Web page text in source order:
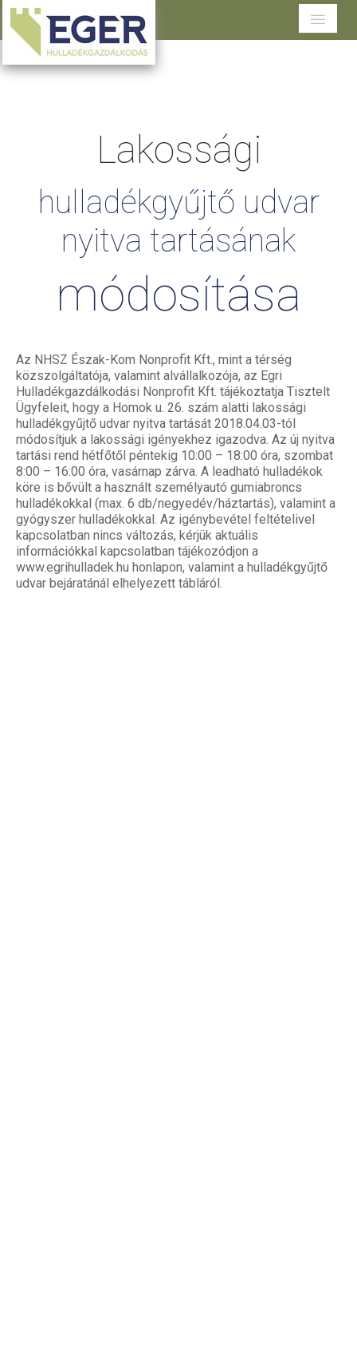
Szolgáltatások területenként
Ügyfélszolgálat
Lakossági
hulladékgyűjtő udvar
nyitva tartásának
módosítása
Az NHSZ Észak-Kom Nonprofit Kft., mint a térség
közszolgáltatója, valamint alvállalkozója, az Egri
Hulladékgazdálkodási Nonprofit Kft. tájékoztatja Tisztelt
Ügyfeleit, hogy a Homok u. 26. szám alatti lakossági
hulladékgyűjtő udvar nyitva tartását 2018.04.03-tól
módosítjuk a lakossági igényekhez igazodva. Az új nyitva
tartási rend hétfőtől péntekig 10:00 – 18:00 óra, szombat
8:00 – 16:00 óra, vasárnap zárva. A leadható hulladékok
köre is bővült a használt személyautó gumiabroncs
hulladékokkal (max. 6 db/negyedév/háztartás), valamint a
gyógyszer hulladékokkal. Az igénybevétel feltételivel
kapcsolatban nincs változás, kérjük aktuális
információkkal kapcsolatban tájékozódjon a
www.egrihulladek.hu honlapon, valamint a hulladékgyűjtő
udvar bejáratánál elhelyezett tábláról.